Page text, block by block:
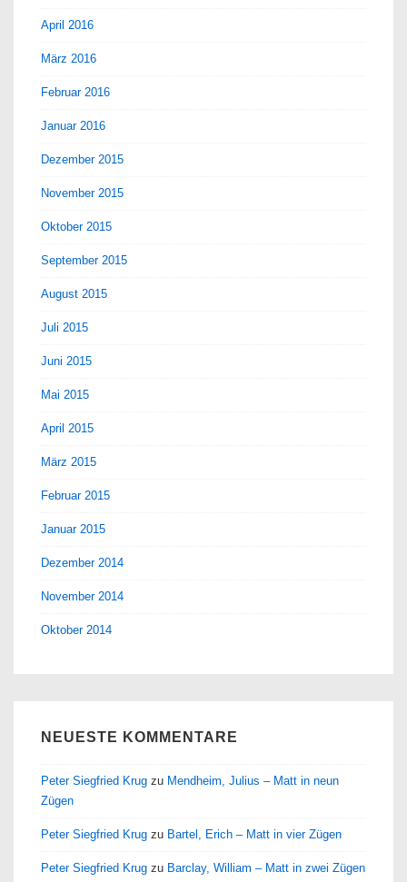
April 2016
März 2016
Februar 2016
Januar 2016
Dezember 2015
November 2015
Oktober 2015
September 2015
August 2015
Juli 2015
Juni 2015
Mai 2015
April 2015
März 2015
Februar 2015
Januar 2015
Dezember 2014
November 2014
Oktober 2014
NEUESTE KOMMENTARE
Peter Siegfried Krug zu Mendheim, Julius – Matt in neun
Zügen
Peter Siegfried Krug zu Bartel, Erich – Matt in vier Zügen
Peter Siegfried Krug zu Barclay, William – Matt in zwei Zügen